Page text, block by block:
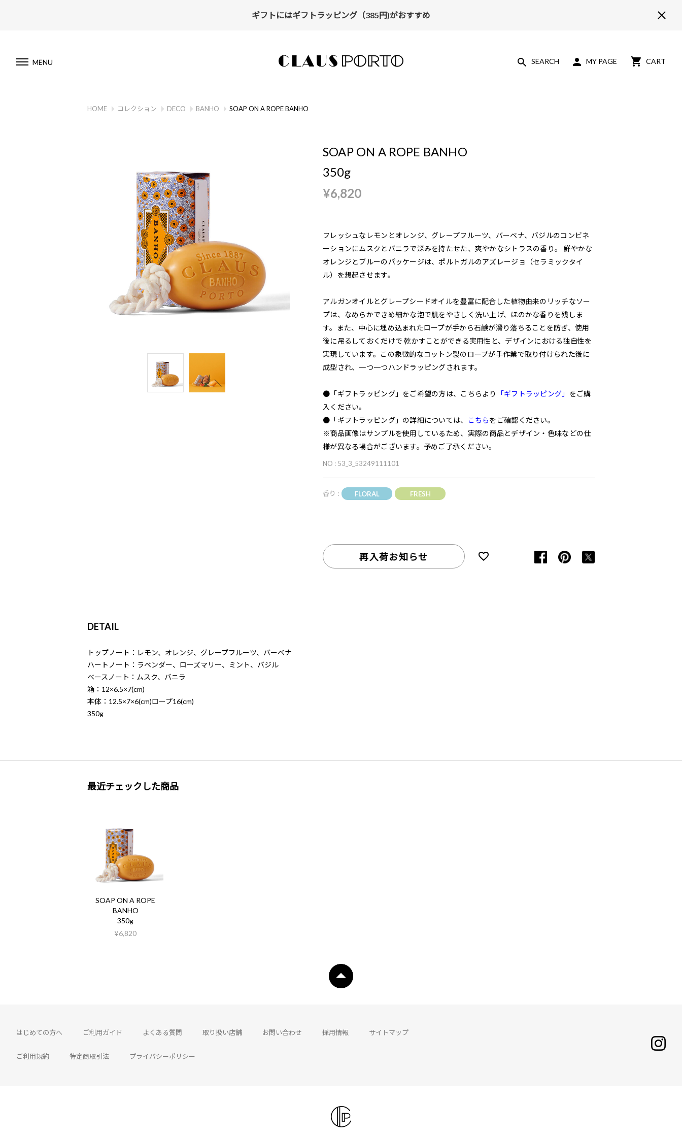
ギフトにはギフトラッピング（385円)がおすすめ
MENU SEARCH MY PAGE CART
HOME コレクション DECO BANHO SOAP ON A ROPE BANHO
SOAP ON A ROPE BANHO
350g
¥6,820
フレッシュなレモンとオレンジ、グレープフルーツ、バーベナ、バジルのコンビネ
ーションにムスクとバニラで深みを持たせた、爽やかなシトラスの香り。 鮮やかな
オレンジとブルーのパッケージは、ポルトガルのアズレージョ（セラミックタイ
ル）を想起させます。
アルガンオイルとグレープシードオイルを豊富に配合した植物由来のリッチなソー
プは、なめらかできめ細かな泡で肌をやさしく洗い上げ、ほのかな香りを残しま
す。また、中心に埋め込まれたロープが手から石鹸が滑り落ちることを防ぎ、使用
後に吊るしておくだけで 乾かすことができる実用性と、デザインにおける独自性を
実現しています。この象徴的なコットン製のロープが手作業で取り付けられた後に
成型され、一つ一つハンドラッピングされます。
●「ギフトラッピング」をご希望の方は、こちらより 「ギフトラッピング」 をご購
入ください。
●「ギフトラッピング」の詳細については、
こちらをご確認ください。
※商品画像はサンプルを使用しているため、実際の商品とデザイン・色味などの仕
様が異なる場合がございます。予めご了承ください。
NO : 53_3_53249111101
香り : FLORAL FRESH
再入荷お知らせ
DETAIL
トップノート：レモン、オレンジ、グレープフルーツ、バーベナ
ハートノート：ラベンダー、ローズマリー、ミント、バジル
ベースノート：ムスク、バニラ
箱：12×6.5×7(cm)
本体：12.5×7×6(cm)ロープ16(cm)
350g
最近チェックした商品
SOAP ON A ROPE
BANHO
350g
¥6,820
はじめての方へ ご利用ガイド よくある質問 取り扱い店舗 お問い合わせ 採用情報 サイトマップ
ご利用規約 特定商取引法 プライバシーポリシー